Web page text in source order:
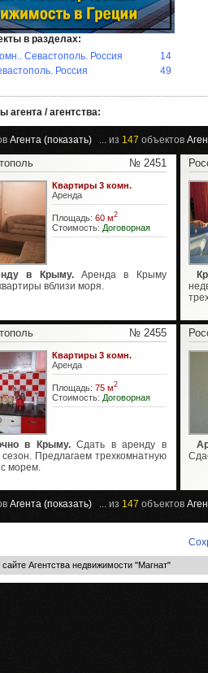
в разделах:
14
Севастополь. Россия
49
Россия
агента / агентства:
Агента (показать)... из 147 объектов
№ 2451
Квартиры 3 комн.
Аренда
Площадь: 60 м2
Стоимость: Договорная
в Крыму.Аренда в Крыму
вблизи моря.
№ 2455
Квартиры 3 комн.
Аренда
Площадь: 75 м2
Стоимость: Договорная
в Крыму.Сдать в аренду в
Предлагаем трехкомнатную
морем.
Агента (показать)... из 147 объектов
Агентства недвижимости "Магнат"